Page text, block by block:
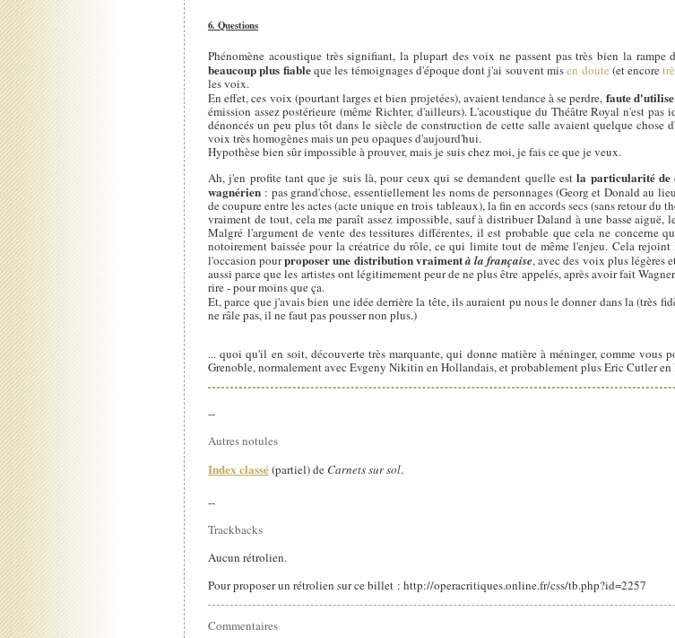
6. Questions
Phénomène acoustique très signifiant, la plupart des voix ne passent pas très bien la rampe
beaucoup plus fiableque les témoignages d'époque dont j'ai souvent misen doute(et encore
les voix.
En effet, ces voix (pourtant larges et bien projetées), avaient tendance à se perdre, faute
émission assez postérieure (même Richter, d'ailleurs). L'acoustique du Théâtre Royal n'est
dénoncés un peu plus tôt dans le siècle de construction de cette salle avaient quelque chose
voix très homogènes mais un peu opaques d'aujourd'hui.
Hypothèse bien sûr impossible à prouver, mais je suis chez moi, je fais ce que je veux.
Ah, j'en profite tant que je suis là, pour ceux qui se demandent quelle estla particularité de
wagnérien : pas grand'chose, essentiellement les noms de personnages (Georg et Donald au
de coupure entre les actes (acte unique en trois tableaux), la fin en accords secs (sans retour du
vraiment de tout, cela me paraît assez impossible, sauf à distribuer Daland à une basse
Malgré l'argument de vente des tessitures différentes, il est probable que cela ne concerne
notoirement baissée pour la créatrice du rôle, ce qui limite tout de même l'enjeu. Cela
l'occasion pourproposer une distribution vraimentà la française, avec des voix plus légères
aussi parce que les artistes ont légitimement peur de ne plus être appelés, après avoir fait
rire - pour moins que ça.
Et, parce que j'avais bien une idée derrière la tête, ils auraient pu nous le donner dans la (très
ne râle pas, il ne faut pas pousser non plus.)
... quoi qu'il en soit, découverte très marquante, qui donne matière à méninger, comme
Grenoble, normalement avec Evgeny Nikitin en Hollandais, et probablement plus Eric Cutler
--
Autres notules
Index classé(partiel) de Carnets sur sol.
--
Trackbacks
Aucun rétrolien.
Pour proposer un rétrolien sur ce billet : http://operacritiques.online.fr/css/tb.php?id=2257
Commentaires